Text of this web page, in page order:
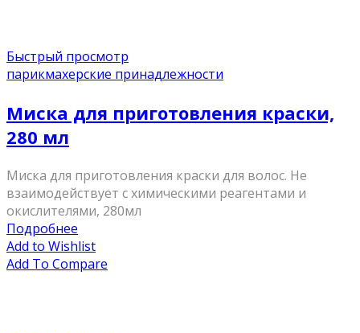
Быстрый просмотр
парикмахерские принадлежности
Миска для приготовления краски,
280 мл
Миска для приготовления краски для волос. Не
взаимодействует с химическими реагентами и
окислителями, 280мл
Подробнее
Add to Wishlist
Add To Compare